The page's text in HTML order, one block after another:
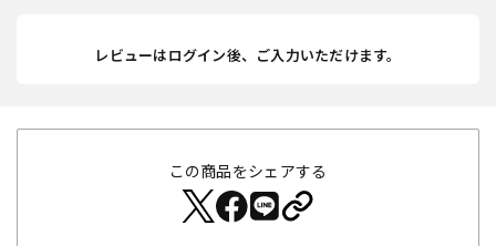
レビューはログイン後、ご入力いただけます。
この商品をシェアする